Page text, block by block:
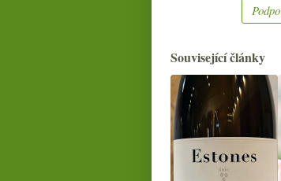
Související články